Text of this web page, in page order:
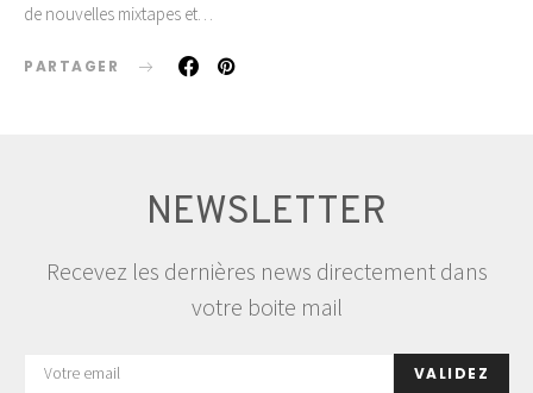
de nouvelles mixtapes et…
PARTAGER
NEWSLETTER
Recevez les dernières news directement dans
votre boite mail
VALIDEZ